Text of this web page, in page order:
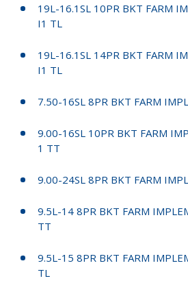
19L-16.1SL 10PR BKT FARM
I1 TL
19L-16.1SL 14PR BKT FARM
I1 TL
7.50-16SL 8PR BKT FARM
9.00-16SL 10PR BKT FARM
1 TT
9.00-24SL 8PR BKT FARM
9.5L-14 8PR BKT FARM
TT
9.5L-15 8PR BKT FARM
TL